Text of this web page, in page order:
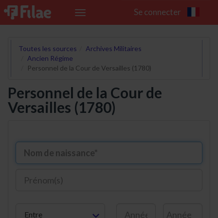
Toggle
Se connecter
Toutes les sources
Archives Militaires
Ancien Régime
Personnel de la Cour de Versailles (1780)
Personnel de la Cour de
Versailles (1780)
Entre